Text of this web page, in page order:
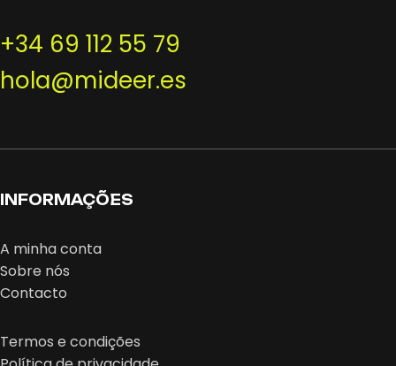
+34 69 112 55 79
hola@mideer.es
INFORMAÇÕES
A minha conta
Sobre nós
Contacto
Termos e condições